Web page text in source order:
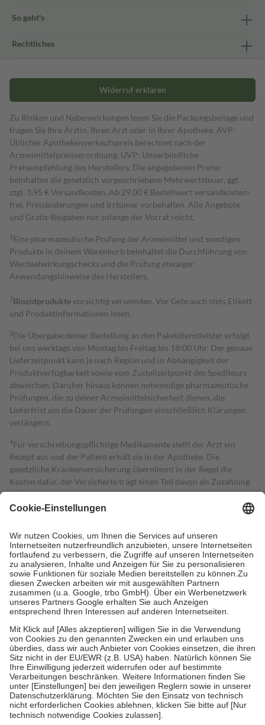
So geht's
Rechtliches
Widerruf erklären
Zu Risiken und Nebenwirkungen lesen Sie die Packungsbeilage und
fragen Sie Ihre Ärztin, Ihren Arzt oder in Ihrer Apotheke. AVP:
Üblicher Apothekenverkaufspreis berechnet nach der
Arzneimittelpreisverordnung. UVP: Unverbindliche
Preisempfehlung des Herstellers. Die angegebenen Preise
beinhalten die gesetzlich vorgeschriebene Mehrwertsteuer, ggf.
zzgl. 3,95 € Versandkosten. Ab 29,00 € Bestell­wert versand­kosten­
frei. Preisänderungen und Irrtümer vorbehalten. Alle Angebote
und Gratis-Beigaben nur solange der Vorrat reicht.
1 Eine pharmazeutische Prüfung der Arzneimittel und sonstigen
Produkte in deinem Warenkorb beinhaltet die Durchführung von
Wechselwirkungschecks und die Prüfung etwaiger
Anwendungshinweise des Herstellers.
2Biozidproduktevorsichtig verwenden. Vor Gebrauch stets Etikett
und Produktinformationen lesen.
3Die Übergabe deiner Bestellung an den Paketdienstleister erfolgt
bei uns werktags von Montag bis Freitag bis 18:00 Uhr. Der genaue
Lieferzeitpunkt kann je nach Region und in Abhängigkeit der
Produktverfügbarkeit sowie vom Zustellzeitpunkt des Spediteurs
abweichen. Darüber hinaus können notwendige pharmazeutische
Prüfungen, die zu deiner Arzneimittelsicherheit dienen, die
Lieferfrist um die Dauer der Prüfungen einschließlich Klärungen
verlängern.
4Für verschreibungspflichtige Medikamente stellt der Arzt ein
Rezept aus und der Patient erhält sie in der Apotheke. Die
gesetzliche Krankenversicherung übernimmt in der Regel die
Kosten dafür, der Versicherte trägt einen Teil davon als Zuzahlung
mit.
Grundsätzlich leisten Mitglieder Zuzahlungen in Höhe von zehn
höchstens zehn Euro.
Es sind jedoch nie mehr als die tatsächlichen
Kosten der Leistung zu entrichten.
Diese Regeln gelten grundsätzlich auch für Online-Apotheken.
Bei Heilmitteln und häuslicher Krankenpflege beträgt die
Zuzahlung zehn Prozent der Kosten sowie zehn Euro je
Verordnung.
Um das Engagement der Versicherten für ihre eigene Gesundheit zu
stärken und die besondere Stellung der Familie zu unterstützen,
fallenkeine Zuzahlungenan bei:
• Kindern und Jugendlichen bis zum vollendeten 18. Lebensjahr
mit Ausnahme der Fahrkosten
• Untersuchungen zur Vorsorge und Früherkennung, die von der
GKV getragen werden
• empfohlenen Schutzimpfungen
• Harn- und Blutteststreifen